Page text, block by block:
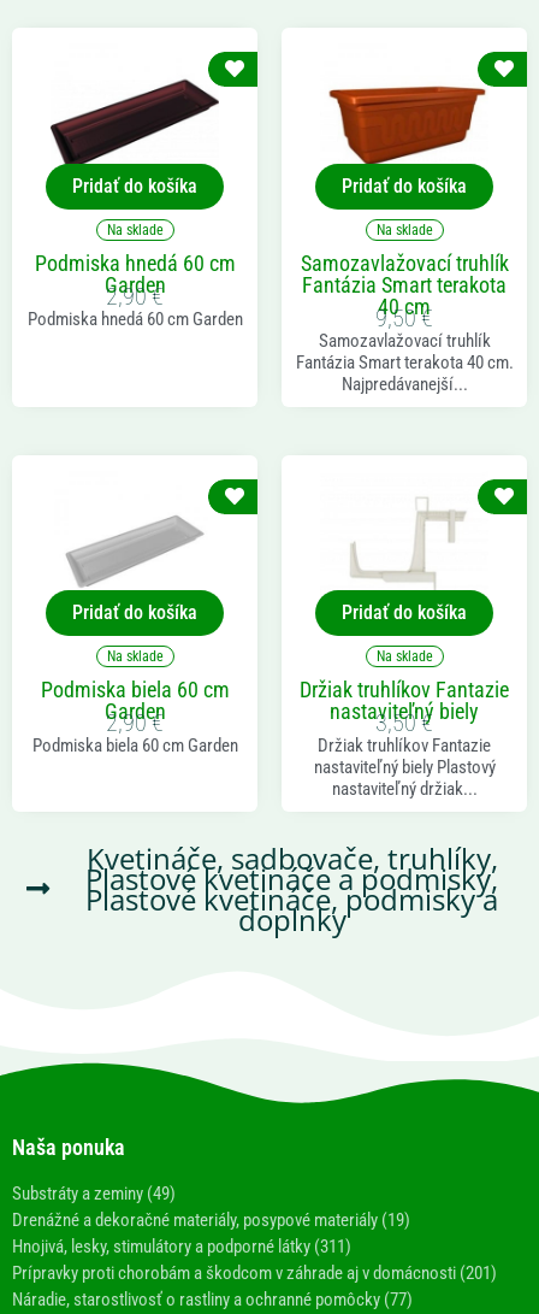
Pridať do košíka
Na sklade
Podmiska hnedá 60 cm
Garden
2,90€
Podmiska hnedá 60 cm Garden
Pridať do košíka
Na sklade
Samozavlažovací truhlík
Fantázia Smart terakota
40 cm
9,50€
Samozavlažovací truhlík
Fantázia Smart terakota 40 cm.
Najpredávanejší...
Pridať do košíka
Na sklade
Podmiska biela 60 cm
Garden
2,90€
Podmiska biela 60 cm Garden
Pridať do košíka
Na sklade
Držiak truhlíkov Fantazie
nastaviteľný biely
3,50€
Držiak truhlíkov Fantazie
nastaviteľný biely Plastový
nastaviteľný držiak...
Kvetináče, sadbovače, truhlíky,
Plastové kvetináče a podmisky,
Plastové kvetináče, podmisky a
doplnky
Naša ponuka
Substráty a zeminy (49)
Drenážné a dekoračné materiály, posypové materiály (19)
Hnojivá, lesky, stimulátory a podporné látky (311)
Prípravky proti chorobám a škodcom v záhrade aj v domácnosti (201)
Náradie, starostlivosť o rastliny a ochranné pomôcky (77)